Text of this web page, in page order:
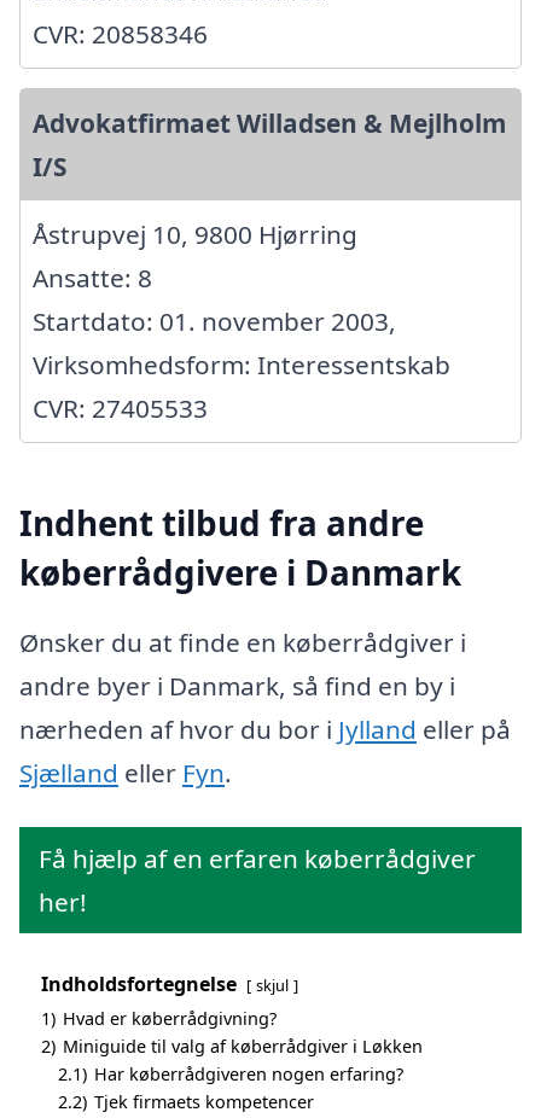
CVR: 20858346
Advokatfirmaet Willadsen & Mejlholm
I/S
Åstrupvej 10, 9800 Hjørring
Ansatte: 8
Startdato: 01. november 2003,
Virksomhedsform: Interessentskab
CVR: 27405533
Indhent tilbud fra andre
køberrådgivere i Danmark
Ønsker du at finde en køberrådgiver i
andre byer i Danmark, så find en by i
nærheden af hvor du bor i Jylland eller på
Sjælland eller Fyn.
Få hjælp af en erfaren køberrådgiver
her!
Indholdsfortegnelse skjul
1) Hvad er køberrådgivning?
2) Miniguide til valg af køberrådgiver i Løkken
2.1) Har køberrådgiveren nogen erfaring?
2.2) Tjek firmaets kompetencer